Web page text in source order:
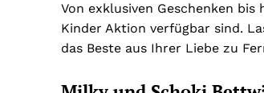
Von exklusiven Geschenken
Kinder Aktion verfügbar sind.
das Beste aus Ihrer Liebe zu